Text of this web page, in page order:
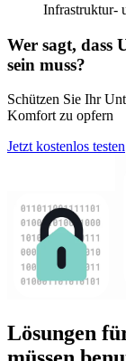
Infrastruktur-
Wer sagt, dass
sein muss?
Schützen Sie Ihr
Komfort zu opfern
Jetzt kostenlos testen
Lösungen